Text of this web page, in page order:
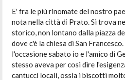
E' fra le più rinomate del nostro
nota nella città di Prato. Si trova
storico, non lontano dalla piazza
dove c'è la chiesa di San
l'occasione sabato io e l'amico di
stesso aveva per così dire
cantucci locali, ossia i biscotti